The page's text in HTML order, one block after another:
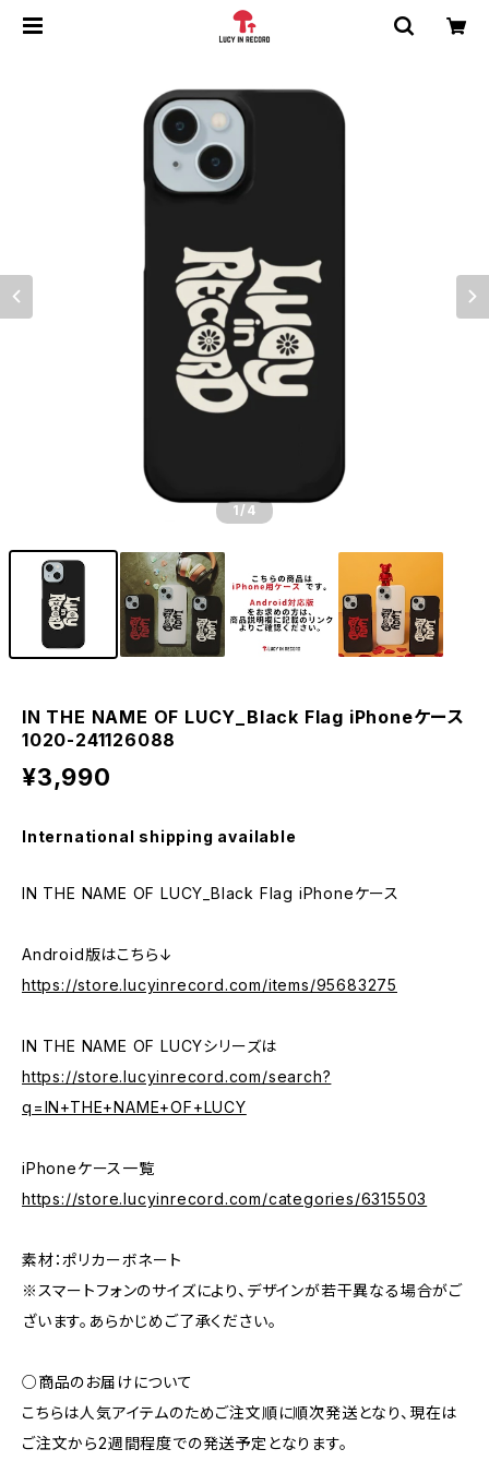
1 /4
IN THE NAME OF LUCY_Black Flag iPhoneケース
1020-241126088
¥3,990
International shipping available
IN THE NAME OF LUCY_Black Flag iPhoneケース
Android版はこちら↓
https://store.lucyinrecord.com/items/95683275
IN THE NAME OF LUCYシリーズは
https://store.lucyinrecord.com/search?
q=IN+THE+NAME+OF+LUCY
iPhoneケース一覧
https://store.lucyinrecord.com/categories/6315503
素材：ポリカーボネート
※スマートフォンのサイズにより、デザインが若干異なる場合がご
ざいます。あらかじめご了承ください。
○商品のお届けについて
こちらは人気アイテムのためご注文順に順次発送となり、現在は
ご注文から2週間程度での発送予定となります。